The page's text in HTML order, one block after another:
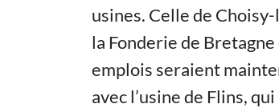
usines. Celle de
la Fonderie de
emplois seraient
avec l’usine de Flins,